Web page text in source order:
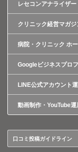
レセコンアナライザー
クリニック経営マガジ
病院・クリニック ホ
Googleビジネスプロ
LINE公式アカウント
動画制作・YouTube
口コミ投稿ガイドライン